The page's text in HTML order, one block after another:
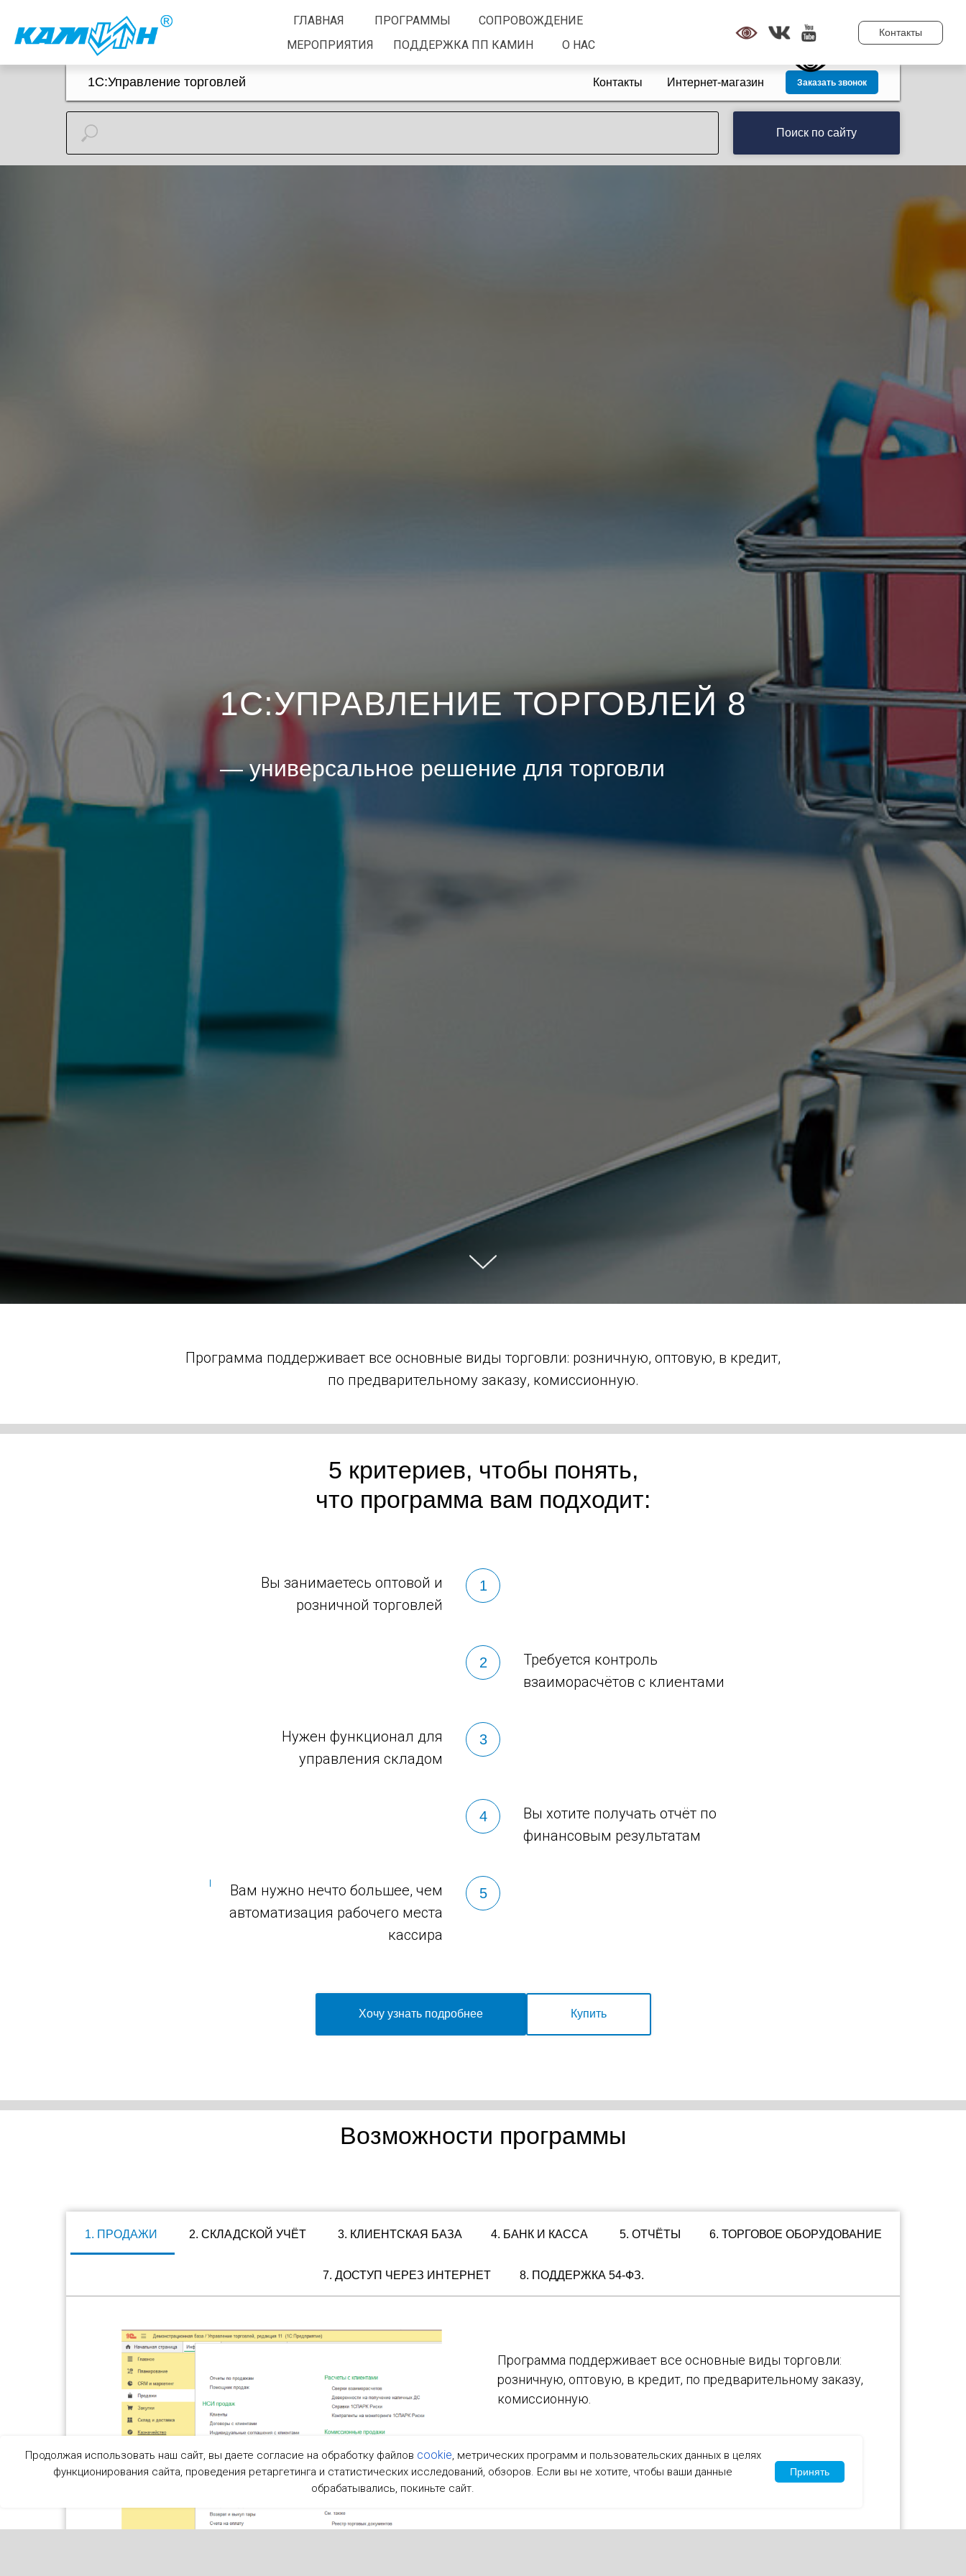
ГЛАВНАЯ ПРОГРАММЫ
СОПРОВОЖДЕНИЕ
ПОДДЕРЖКА ПП КАМИН
МЕРОПРИЯТИЯ О НАС
Контакты
1С:Управление торговлей Контакты Интернет-магазин Заказать звонок
Поиск по сайту
1С:УПРАВЛЕНИЕ ТОРГОВЛЕЙ 8
— универсальное решение для торговли
Программа поддерживает все основные виды торговли: розничную, оптовую, в кредит,
по предварительному заказу, комиссионную.
5 критериев, чтобы понять,
что программа вам подходит:
Вы занимаетесь оптовой и
розничной торговлей
Требуется контроль
взаиморасчётов с клиентами
Нужен функционал для
управления складом
Вы хотите получать отчёт по
финансовым результатам
Вам нужно нечто большее, чем
автоматизация рабочего места
кассира
Хочу узнать подробнее Купить
Возможности программы
1. ПРОДАЖИ 2. СКЛАДСКОЙ УЧЁТ 3. КЛИЕНТСКАЯ БАЗА 4. БАНК И КАССА 5. ОТЧЁТЫ 6. ТОРГОВОЕ ОБОРУДОВАНИЕ
7. ДОСТУП ЧЕРЕЗ ИНТЕРНЕТ 8. ПОДДЕРЖКА 54-ФЗ.
Программа поддерживает все основные виды торговли:
розничную, оптовую, в кредит, по предварительному заказу,
комиссионную.
Продолжая использовать наш сайт, вы даете согласие на обработку файлов cookie, метрических программ и пользовательских данных в целях
функционирования сайта, проведения ретаргетинга и статистических исследований, обзоров. Если вы не хотите, чтобы ваши данные
обрабатывались, покиньте сайт.
Принять